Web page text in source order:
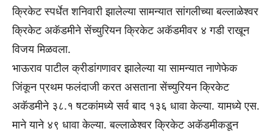
क्रिकेट स्पर्धेत शनिवारी झालेल्या सामन्यात सांगलीच्या बल्लाळेश्वर
क्रिकेट अकॅडमीने सेंच्युरियन क्रिकेट अकॅडमीवर ४ गडी राखून
विजय मिळवला.
भाऊराव पाटील क्रीडांगणावर झालेल्या या सामन्यात नाणेफेक
जिंकून प्रथम फलंदाजी करत असताना सेंच्युरियन क्रिकेट
अकॅडमीने ३८.१ षटकांमध्ये सर्व बाद १३६ धावा केल्या. यामध्ये एस.
माने याने ४९ धावा केल्या. बल्लाळेश्वर क्रिकेट अकॅडमीकडून